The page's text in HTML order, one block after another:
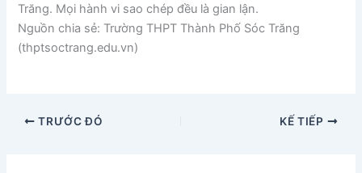
Trăng. Mọi hành vi sao chép đều là gian lận.
Nguồn chia sẻ: Trường THPT Thành Phố Sóc Trăng
(thptsoctrang.edu.vn)
TRƯỚC ĐÓ KẾ TIẾP